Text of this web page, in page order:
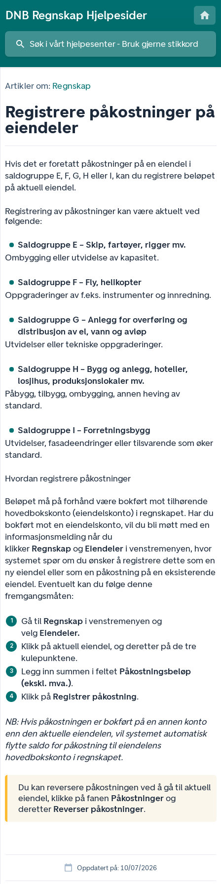
DNB Regnskap Hjelpesider
Artikler om: Regnskap
Registrere påkostninger på
eiendeler
Hvis det er foretatt påkostninger på en eiendel i
saldogruppe E, F, G, H eller I, kan du registrere beløpet
på aktuell eiendel.
Registrering av påkostninger kan være aktuelt ved
følgende:
Saldogruppe E – Skip, fartøyer, rigger mv.
Ombygging eller utvidelse av kapasitet.
Saldogruppe F – Fly, helikopter
Oppgraderinger av f.eks. instrumenter og innredning.
Saldogruppe G – Anlegg for overføring og
distribusjon av el, vann og avløp
Utvidelser eller tekniske oppgraderinger.
Saldogruppe H – Bygg og anlegg, hoteller,
losjihus, produksjonslokaler mv.
Påbygg, tilbygg, ombygging, annen heving av
standard.
Saldogruppe I – Forretningsbygg
Utvidelser, fasadeendringer eller tilsvarende som øker
standard.
Hvordan registrere påkostninger
Beløpet må på forhånd være bokført mot tilhørende
hovedbokskonto (eiendelskonto) i regnskapet. Har du
bokført mot en eiendelskonto, vil du bli møtt med en
informasjonsmelding når du
klikker Regnskapog Eiendeler i venstremenyen, hvor
systemet spør om du ønsker å registrere dette som en
ny eiendel eller som en påkostning på en eksisterende
eiendel. Eventuelt kan du følge denne
fremgangsmåten:
Gå til Regnskap i venstremenyen og
velg Eiendeler.
Klikk på aktuell eiendel, og deretter på de tre
kulepunktene.
Legg inn summen i feltet Påkostningsbeløp
(ekskl. mva.).
Klikk på Registrer påkostning.
NB: Hvis påkostningen er bokført på en annen konto
enn den aktuelle eiendelen, vil systemet automatisk
flytte saldo for påkostning til eiendelens
hovedbokskonto i regnskapet.
Du kan reversere påkostningen ved å gå til aktuell
eiendel, klikke på fanen Påkostningerog
deretter Reverser påkostninger.
Oppdatert på: 10/07/2026